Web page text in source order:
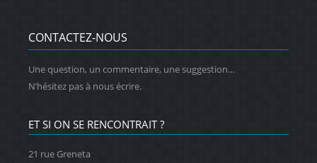
CONTACTEZ-NOUS
Une question, un commentaire, une suggestion…
N’hésitez pas à nous écrire.
ET SI ON SE RENCONTRAIT ?
21 rue Greneta